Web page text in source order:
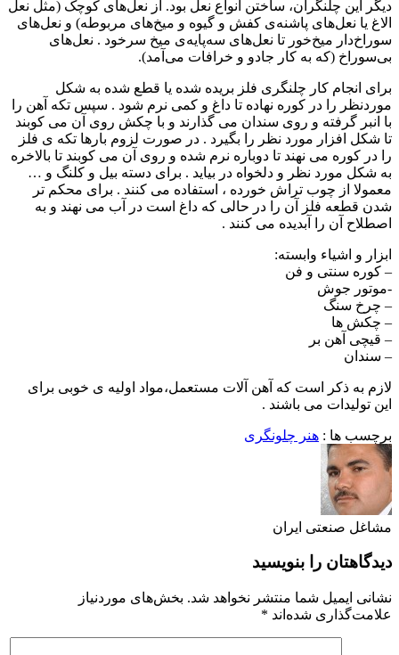
دیگر این چلنگران، ساختن انواع نعل بود. از نعل‌های کوچک (مثل نعل
الاغ یا نعل‌های پاشنه‌ی کفش و گیوه و میخ‌های مربوطه) و نعل‌های
سوراخ‌دار میخ‌خور تا نعل‌های سه‌پایه‌ی میخ سرخود . نعل‌های
بی‌سوراخ (که به کار جادو و خرافات می‌آمد).
برای انجام کار چلنگری فلز بریده شده یا قطع شده به شکل
موردنظر را در کوره نهاده تا داغ و کمی نرم شود . سپس تکه آهن را
با انبر گرفته و روی سندان می گذارند و با چکش روی آن می کوبند
تا شکل افزار مورد نظر را بگیرد . در صورت لزوم بارها تکه ی فلز
را در کوره می نهند تا دوباره نرم شده و روی آن می کوبند تا بالاخره
به شکل مورد نظر و دلخواه در بیاید . برای دسته بیل و کلنگ و …
معمولا از چوب تراش خورده ، استفاده می کنند . برای محکم تر
شدن قطعه فلز آن را در حالی که داغ است در آب می نهند و به
اصطلاح آن را آبدیده می کنند .
ابزار و اشیاء وابسته:
– کوره سنتی و فن
-موتور جوش
– چرخ سنگ
– چکش ها
– قیچی آهن بر
– سندان
لازم به ذکر است که آهن آلات مستعمل،مواد اولیه ی خوبی برای
این تولیدات می باشند .
برچسب ها : هنر چلونگری
مشاغل صنعتی ایران
دیدگاهتان را بنویسید
نشانی ایمیل شما منتشر نخواهد شد. بخش‌های موردنیاز
علامت‌گذاری شده‌اند *